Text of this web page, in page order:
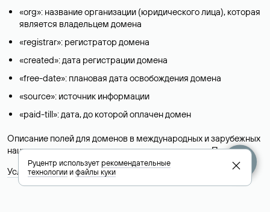
«org»: название организации (юридического лица), которая
является владельцем домена
«registrar»: регистратор домена
«created»: дата регистрации домена
«free-date»: плановая дата освобождения домена
«source»: источник информации
«paid-till»: дата, до которой оплачен домен
Описание полей для доменов в международных и зарубежных
национальных доменах представлены в разделе «Помощь».
Условия использования Whois-сервиса
Руцентр используетрекомендательные
технологииифайлы куки